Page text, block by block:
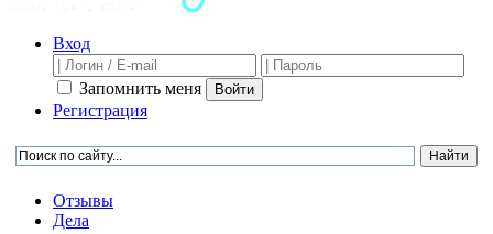
Вход
Запомнить меня Войти
Регистрация
Отзывы
Дела